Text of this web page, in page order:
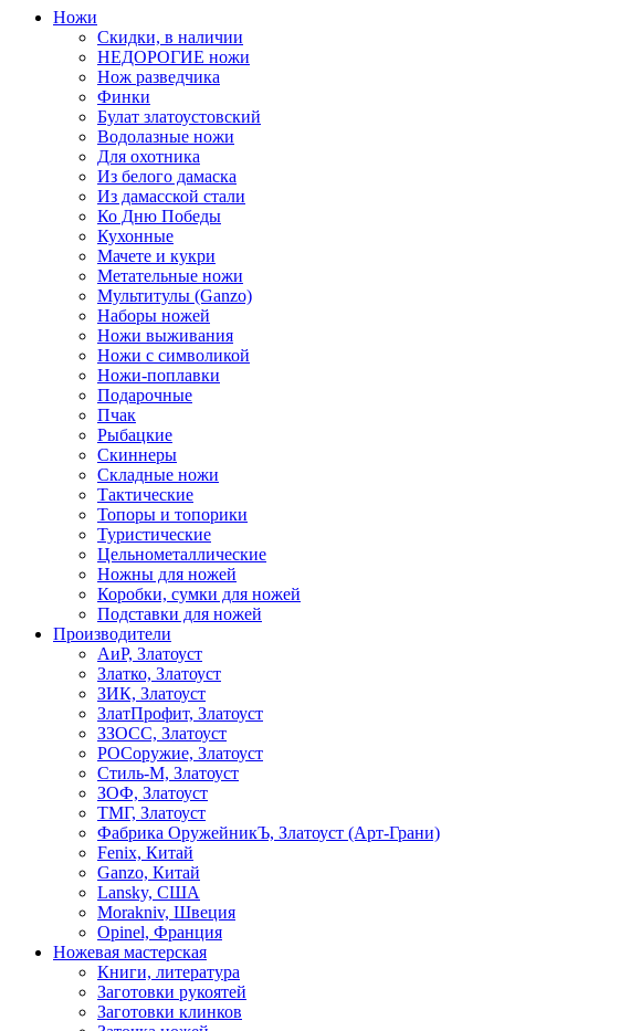
Ножи
Скидки, в наличии
НЕДОРОГИЕ ножи
Нож разведчика
Финки
Булат златоустовский
Водолазные ножи
Для охотника
Из белого дамаска
Из дамасской стали
Ко Дню Победы
Кухонные
Мачете и кукри
Метательные ножи
Мультитулы (Ganzo)
Наборы ножей
Ножи выживания
Ножи с символикой
Ножи-поплавки
Подарочные
Пчак
Рыбацкие
Скиннеры
Складные ножи
Тактические
Топоры и топорики
Туристические
Цельнометаллические
Ножны для ножей
Коробки, сумки для ножей
Подставки для ножей
Производители
АиР, Златоуст
Златко, Златоуст
ЗИК, Златоуст
ЗлатПрофит, Златоуст
ЗЗОСС, Златоуст
РОСоружие, Златоуст
Стиль-М, Златоуст
ЗОФ, Златоуст
ТМГ, Златоуст
Фабрика ОружейникЪ, Златоуст (Арт-Грани)
Fenix, Китай
Ganzo, Китай
Lansky, США
Morakniv, Швеция
Opinel, Франция
Ножевая мастерская
Книги, литература
Заготовки рукоятей
Заготовки клинков